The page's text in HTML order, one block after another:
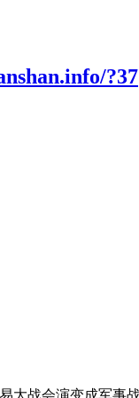
?37
大战会演变成军事战